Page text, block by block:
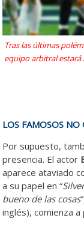
Tras las últimas
equipo arbitral
LOS FAMOSOS
Por supuesto,
presencia. El actor
aparece ataviado
a su papel en “
bueno de las cosas
inglés), comienza